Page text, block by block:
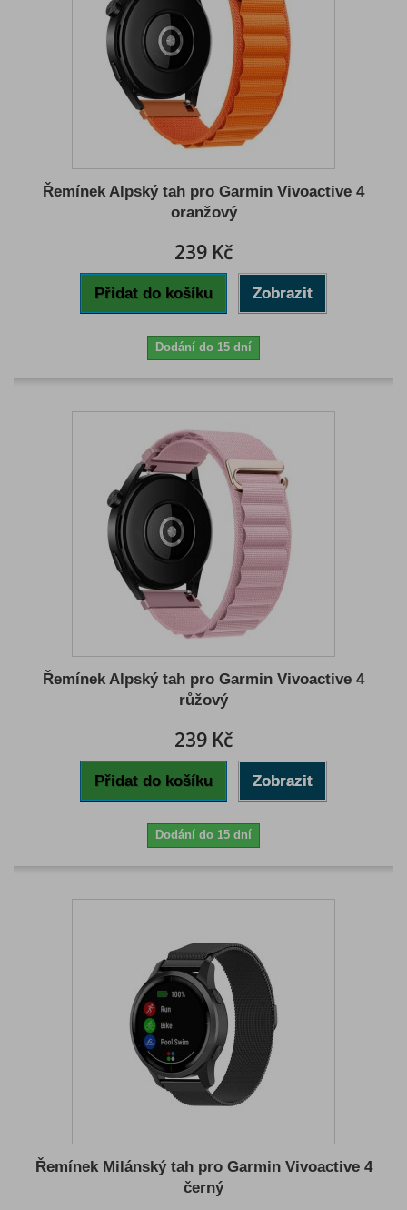
Řemínek Alpský tah pro Garmin Vivoactive 4
oranžový
239 Kč
Přidat do košíku Zobrazit
Dodání do 15 dní
Řemínek Alpský tah pro Garmin Vivoactive 4
růžový
239 Kč
Přidat do košíku Zobrazit
Dodání do 15 dní
Řemínek Milánský tah pro Garmin Vivoactive 4
černý